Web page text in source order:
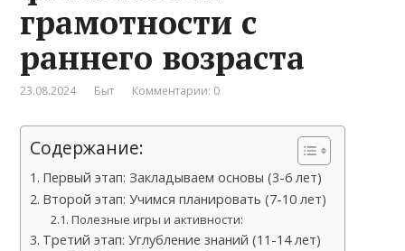
грамотности с
раннего возраста
23.08.2024 Быт Комментарии: 0
Содержание:
Первый этап: Закладываем основы (3-6 лет)
Второй этап: Учимся планировать (7-10 лет)
Полезные игры и активности:
Третий этап: Углубление знаний (11-14 лет)